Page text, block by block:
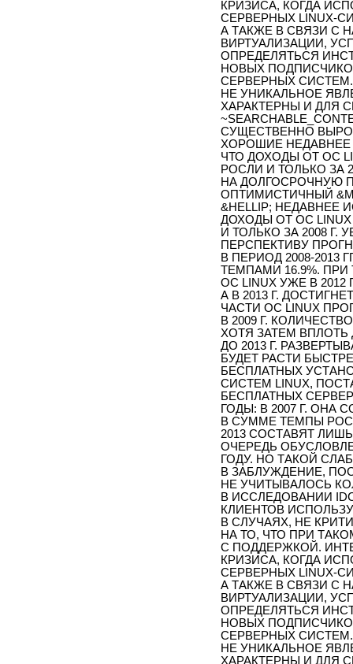
КРИЗИСА, КОГДА
СЕРВЕРНЫХ LINUX-
А ТАКЖЕ В СВЯЗИ С
ВИРТУАЛИЗАЦИИ,
ОПРЕДЕЛЯТЬСЯ
НОВЫХ
СЕРВЕРНЫХ
НЕ УНИКАЛЬНОЕ
ХАРАКТЕРНЫ И ДЛЯ
СУЩЕСТВЕННО
ХОРОШИЕ НЕДАВНЕЕ
ЧТО ДОХОДЫ ОТ ОС
РОСЛИ И ТОЛЬКО ЗА
НА ДОЛГОСРОЧНУЮ
ОПТИМИСТИЧНЫЙ
&HELLIP;
ДОХОДЫ ОТ ОС
И ТОЛЬКО ЗА 2008 Г.
ПЕРСПЕКТИВУ
В ПЕРИОД 2008-
ТЕМПАМИ 16.9%.
ОС LINUX УЖЕ В
А В 2013 Г.
ЧАСТИ ОС LINUX
В 2009 Г.
ХОТЯ ЗАТЕМ ВПЛОТЬ
ДО 2013 Г.
БУДЕТ РАСТИ
БЕСПЛАТНЫХ
СИСТЕМ LINUX,
БЕСПЛАТНЫХ
ГОДЫ: В 2007 Г. ОНА
В СУММЕ ТЕМПЫ
2013 СОСТАВЯТ
ОЧЕРЕДЬ
ГОДУ. НО ТАКОЙ
В ЗАБЛУЖДЕНИЕ,
НЕ УЧИТЫВАЛОСЬ
В ИССЛЕДОВАНИИ
КЛИЕНТОВ
В СЛУЧАЯХ, НЕ
НА ТО, ЧТО ПРИ
С ПОДДЕРЖКОЙ.
КРИЗИСА, КОГДА
СЕРВЕРНЫХ LINUX-
А ТАКЖЕ В СВЯЗИ С
ВИРТУАЛИЗАЦИИ,
ОПРЕДЕЛЯТЬСЯ
НОВЫХ
СЕРВЕРНЫХ
НЕ УНИКАЛЬНОЕ
ХАРАКТЕРНЫ И ДЛЯ